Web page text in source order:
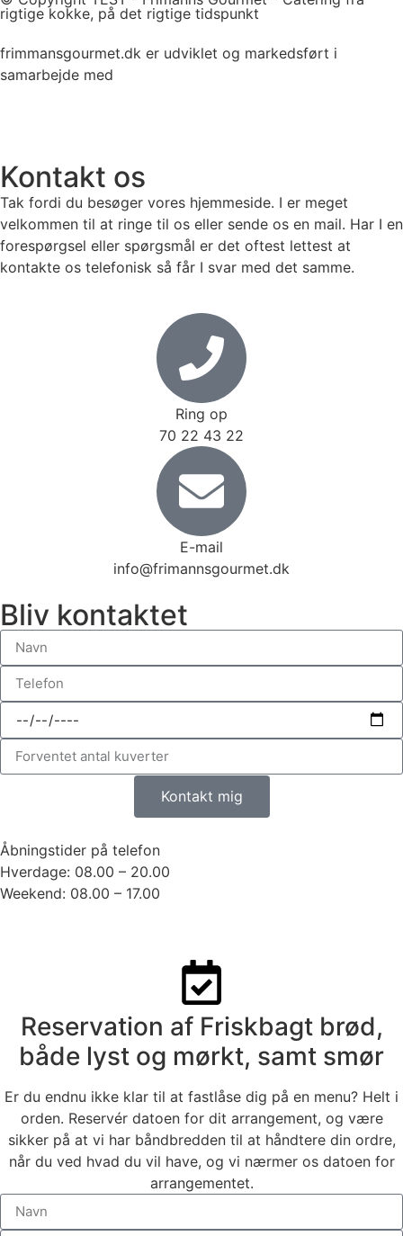
rigtige kokke, på det rigtige tidspunkt
frimmansgourmet.dk er udviklet og markedsført i
samarbejde med
Kontakt os
Tak fordi du besøger vores hjemmeside. I er meget
velkommen til at ringe til os eller sende os en mail. Har I en
forespørgsel eller spørgsmål er det oftest lettest at
kontakte os telefonisk så får I svar med det samme.
Ring op
70 22 43 22
E-mail
info@frimannsgourmet.dk
Bliv kontaktet
Kontakt mig
Åbningstider på telefon
Hverdage: 08.00 – 20.00
Weekend: 08.00 – 17.00
Reservation af Friskbagt brød,
både lyst og mørkt, samt smør
Er du endnu ikke klar til at fastlåse dig på en menu? Helt i
orden. Reservér datoen for dit arrangement, og være
sikker på at vi har båndbredden til at håndtere din ordre,
når du ved hvad du vil have, og vi nærmer os datoen for
arrangementet.